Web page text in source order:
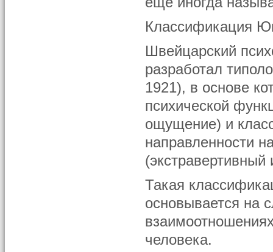
Классификация
Швейцарский
разработал
1921), в основе
психической
ощущение) и
направленности
Такая
основывается на
человека.